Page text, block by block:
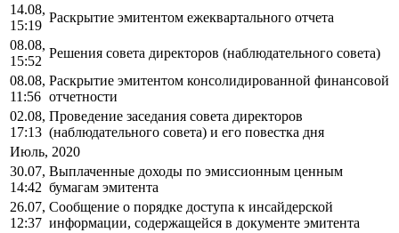
14.08,
15:19
Раскрытие эмитентом ежеквартального отчета
08.08,
15:52
Решения совета директоров (наблюдательного совета)
08.08,
11:56
Раскрытие эмитентом консолидированной финансовой
отчетности
02.08,
17:13
Проведение заседания совета директоров
(наблюдательного совета) и его повестка дня
Июль, 2020
30.07,
14:42
Выплаченные доходы по эмиссионным ценным
бумагам эмитента
26.07,
12:37
Сообщение о порядке доступа к инсайдерской
информации, содержащейся в документе эмитента